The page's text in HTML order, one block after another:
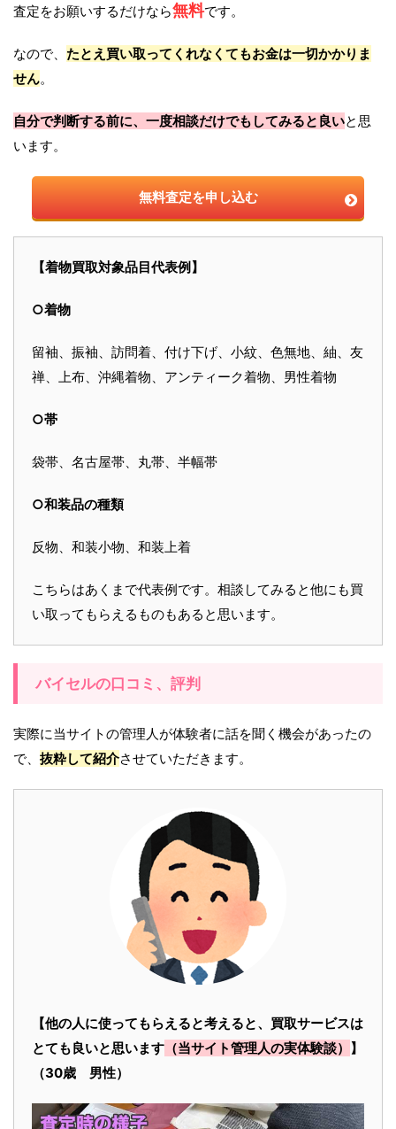
査定をお願いするだけなら無料です。
なので、 たとえ買い取ってくれなくてもお金は一切かかりま
せん。
自分で判断する前に、一度相談だけでもしてみると良いと思
います。
無料査定を申し込む
【着物買取対象品目代表例】
○着物
留袖、振袖、訪問着、付け下げ、小紋、色無地、紬、友
禅、上布、沖縄着物、アンティーク着物、男性着物
○帯
袋帯、名古屋帯、丸帯、半幅帯
○和装品の種類
反物、和装小物、和装上着
こちらはあくまで代表例です。相談してみると他にも買
い取ってもらえるものもあると思います。
バイセルの口コミ、評判
実際に当サイトの管理人が体験者に話を聞く機会があったの
で、 抜粋して紹介させていただきます。
【他の人に使ってもらえると考えると、買取サービスは
とても良いと思います （当サイト管理人の実体験談） 】
（30歳 男性）